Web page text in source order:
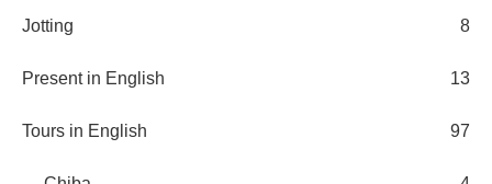
Jotting 8
Present in English 13
Tours in English 97